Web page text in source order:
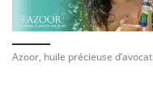
Azoor, huile précieuse d’avocat